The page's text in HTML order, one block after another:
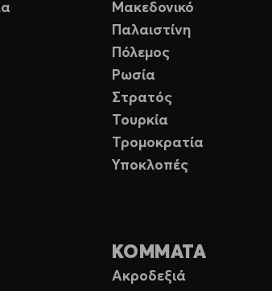
Μακεδονικό
Παλαιστίνη
Πόλεμος
Ρωσία
Στρατός
Τουρκία
Τρομοκρατία
Υποκλοπές
ΚΟΜΜΑΤΑ
Ακροδεξιά